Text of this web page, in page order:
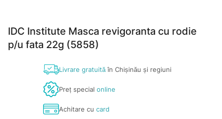
IDC Institute Masca revigoranta cu rodie
p/u fata 22g (5858)
Livrare gratuităîn Chișinău și regiuni
Preț special online
Achitare cu card